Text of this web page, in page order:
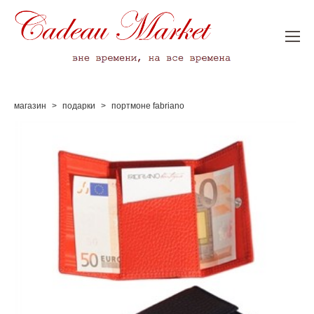
магазин > подарки > портмоне fabriano